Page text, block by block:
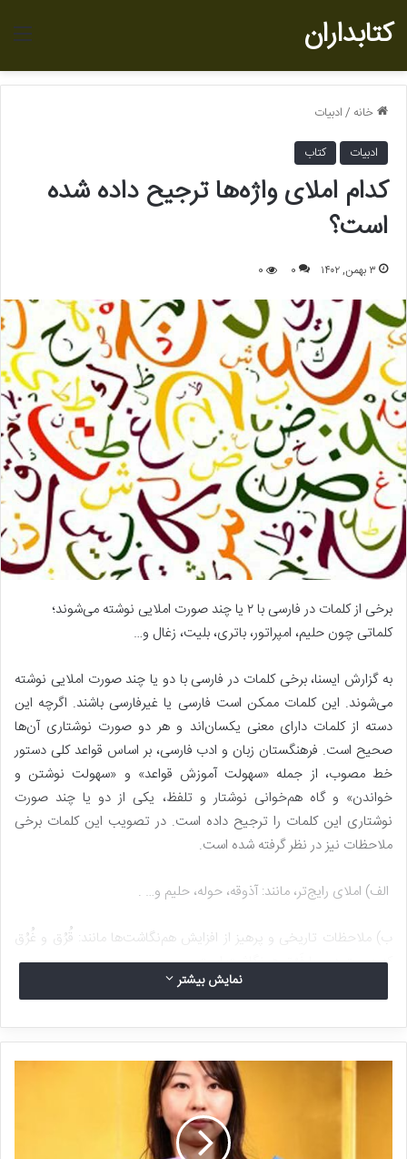
کتابداران
خانه /ادبیات
ادبیات
کتاب
کدام املای واژه‌ها ترجیح داده شده
است؟
۳ بهمن, ۱۴۰۲ 0
0
برخی از کلمات در فارسی با ۲ یا چند صورت املایی نوشته می‌شوند؛
کلماتی چون حلیم، امپراتور، باتری، بلیت، زغال و…
به گزارش ایسنا، برخی کلمات در فارسی با دو یا چند صورت املایی نوشته
می‌شوند. این کلمات ممکن است فارسی یا غیرفارسی باشند. اگرچه این
دسته از کلمات دارای معنی یکسان‌اند و هر دو صورت نوشتاری آن‌ها
صحیح است. فرهنگستان زبان و ادب فارسی، بر اساس قواعد کلی دستور
خط مصوب، از جمله «سهولت آموزش قواعد» و «سهولت نوشتن و
خواندن» و گاه هم‌خوانی نوشتار و تلفظ، یکی از دو یا چند صورت
نوشتاری این کلمات را ترجیح داده است. در تصویب این کلمات برخی
ملاحظات نیز در نظر گرفته شده است.
الف) املای رایج‌تر، مانند: آذوقه، حوله، حلیم و… .
ب) ملاحظات تاریخی و پرهیز از افزایش هم‌نگاشت‌ها مانند: قُرُق و غُرُق
که صورت دوم با غَرْق هم‌نگاشت است.
واژه‌های چنداملایی (واژه‌های عام)
شکل نوشتاری ترجیح داده‌شده
شکل‌های نوشتاری دیگر
آزوقه
نمایش بیشتر